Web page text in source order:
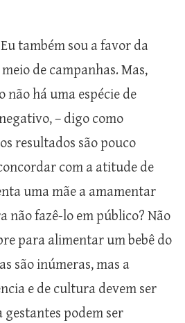
Eu também sou a favor da
de campanhas. Mas,
há uma espécie de
– digo como
resultados são pouco
com a atitude de
uma mãe a amamentar
não fazê-lo em público? Não
para alimentar um bebê do
são inúmeras, mas a
e de cultura devem ser
gestantes podem ser